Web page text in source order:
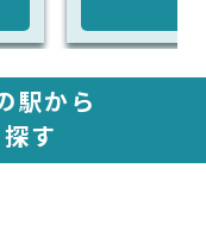
駅から
す